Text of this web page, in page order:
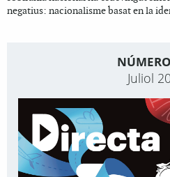
negatius: nacionalisme basat en la
Juliol